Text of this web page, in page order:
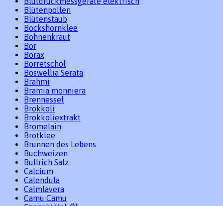
Blütenpollen
Blütenstaub
Bockshornklee
Bohnenkraut
Bor
Borax
Borretschöl
Boswellia Serata
Brahmi
Bramia monniera
Brennessel
Brokkoli
Brokkoliextrakt
Bromelain
Brotklee
Brunnen des Lebens
Buchweizen
Bullrich Salz
Calcium
Calendula
Calmlavera
Camu Camu